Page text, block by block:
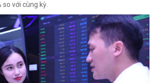
so với cùng kỳ.